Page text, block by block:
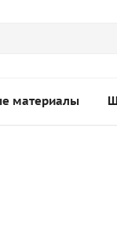
материалы